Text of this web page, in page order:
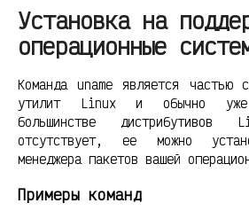
Установка на
операционные
Команда uname является частью
утилит Linux и обычно уже
большинстве
отсутствует, ее можно
менеджера пакетов вашей
Примеры команд